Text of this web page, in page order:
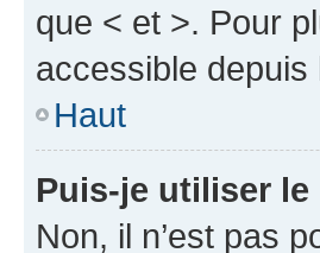
que < et >. Pour
accessible
Haut
Puis-je utiliser le
Non, il n’est pas